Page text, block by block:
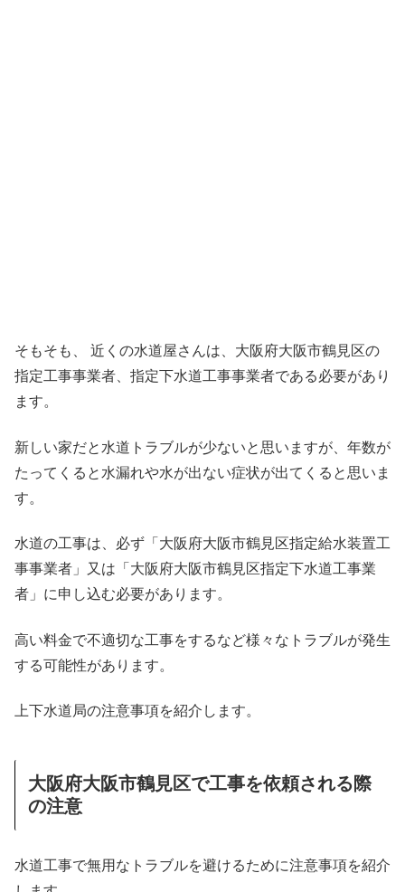
そもそも、 近くの水道屋さんは、大阪府大阪市鶴見区の
指定工事事業者、指定下水道工事事業者である必要があり
ます。
新しい家だと水道トラブルが少ないと思いますが、年数が
たってくると水漏れや水が出ない症状が出てくると思いま
す。
水道の工事は、必ず「大阪府大阪市鶴見区指定給水装置工
事事業者」又は「大阪府大阪市鶴見区指定下水道工事業
者」に申し込む必要があります。
高い料金で不適切な工事をするなど様々なトラブルが発生
する可能性があります。
上下水道局の注意事項を紹介します。
大阪府大阪市鶴見区で工事を依頼される際
の注意
水道工事で無用なトラブルを避けるために注意事項を紹介